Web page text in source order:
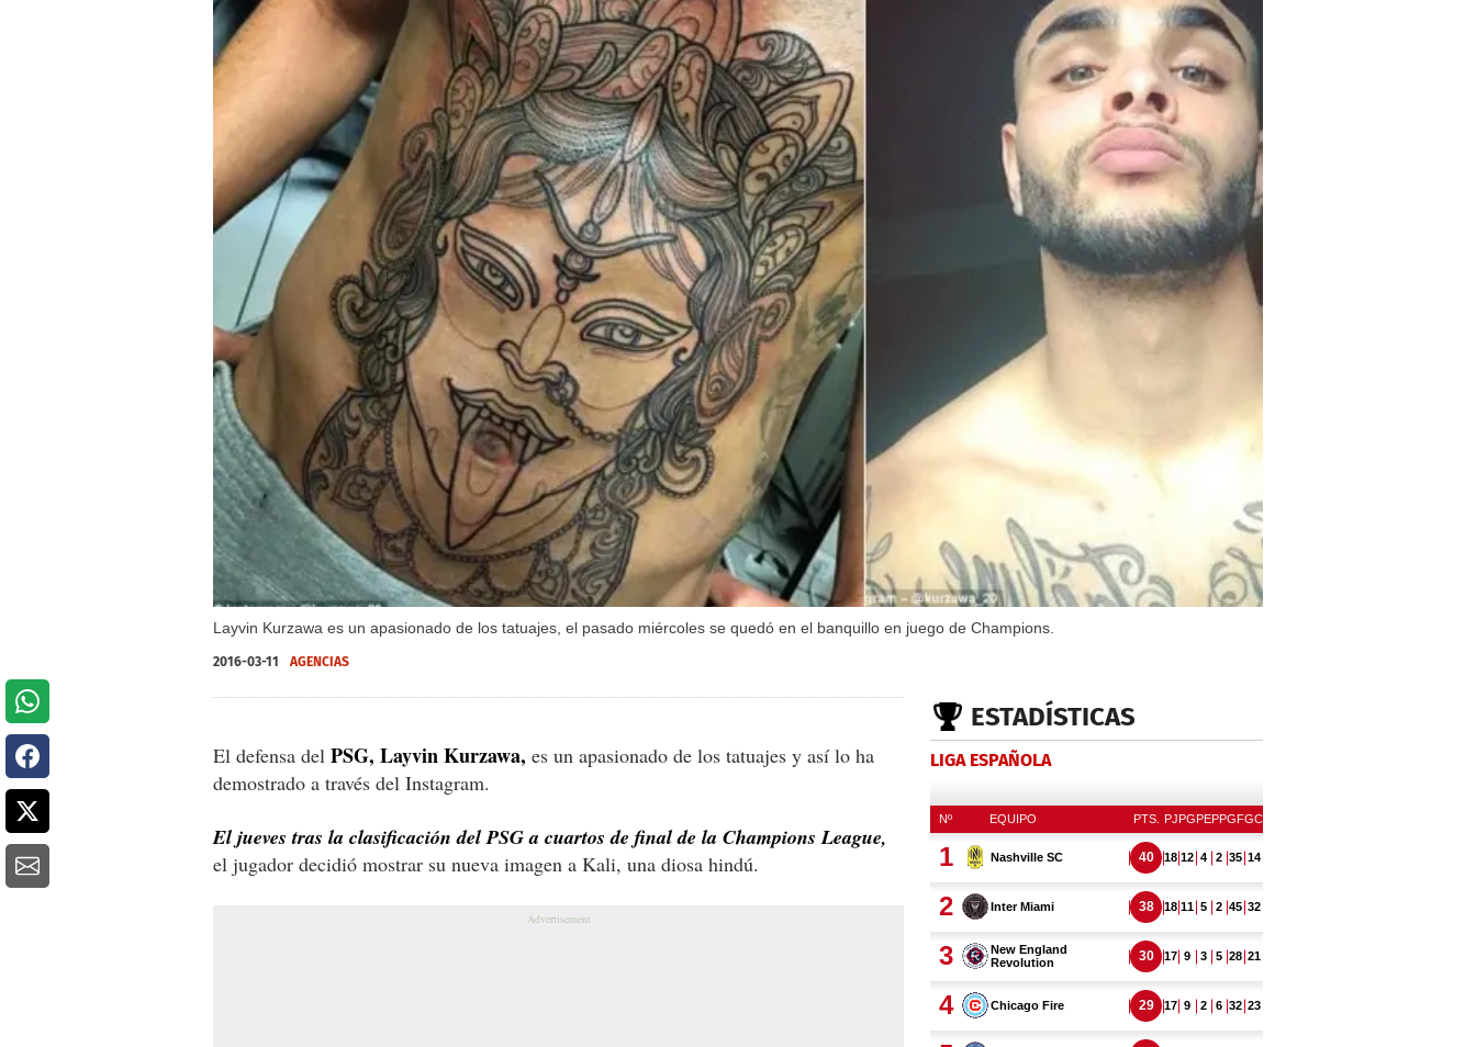
Layvin Kurzawa es un apasionado de los tatuajes, el pasado miércoles se quedó en el banquillo en juego de Champions.
2016-03-11 AGENCIAS
El defensa del PSG, Layvin Kurzawa, es un apasionado de los tatuajes y así lo ha
demostrado a través del Instagram.
El jueves tras la clasificación del PSG a cuartos de final de la Champions League,
el jugador decidió mostrar su nueva imagen a Kali, una diosa hindú.
ESTADÍSTICAS
LIGA ESPAÑOLA